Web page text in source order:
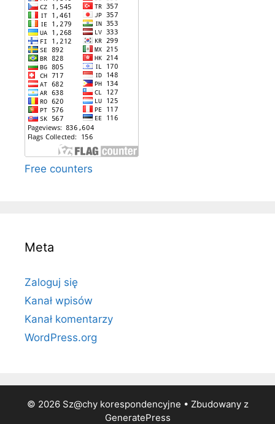
Free counters
Meta
Zaloguj się
Kanał wpisów
Kanał komentarzy
WordPress.org
© 2026 Sz@chy korespondencyjne • Zbudowany z
GeneratePress